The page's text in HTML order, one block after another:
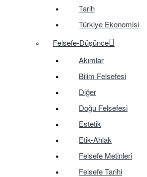
Tarih
Türkiye Ekonomisi
Felsefe-Düşünce
Akımlar
Bilim Felsefesi
Diğer
Doğu Felsefesi
Estetik
Etik-Ahlak
Felsefe Metinleri
Felsefe Tarihi